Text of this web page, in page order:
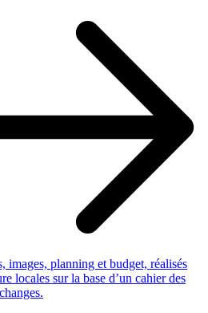
images, planning et budget, réalisés
locales sur la base d’un cahier des